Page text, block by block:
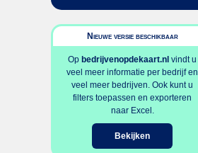
Nieuwe versie beschikbaar
Op bedrijvenopdekaart.nl vindt u
veel meer informatie per bedrijf en
veel meer bedrijven. Ook kunt u
filters toepassen en exporteren
naar Excel.
Bekijken